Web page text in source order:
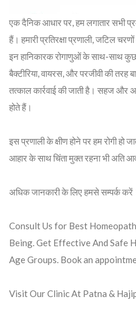
एक दैनिक आधार पर, हम लगातार सभी
हैं। हमारी प्रतिरक्षा प्रणाली, जटिल
इन हानिकारक रोगाणुओं के साथ-साथ कुछ
बैक्टीरिया, वायरस, और परजीवी की तरह
तत्काल कार्रवाई की जाती है। सहज और
होते हैं।
इस प्रणाली के क्षीण होने पर हम रोगी
आहार के साथ चिंता मुक्त रहना भी अति
अधिक जानकारी के लिए हमसे सम्पर्क
Consult Us for Best
Being. Get Effective And Safe
Age Groups. Book an
Visit Our Clinic At Patna &